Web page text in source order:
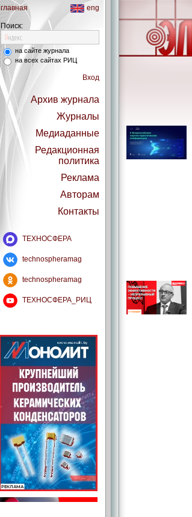
главная eng
Поиск:
на сайте журнала
на всех сайтах РИЦ
Вход
Архив журнала
Журналы
Медиаданные
Редакционная
политика
Реклама
Авторам
Контакты
ТЕХНОСФЕРА
technospheramag
technospheramag
ТЕХНОСФЕРА_РИЦ